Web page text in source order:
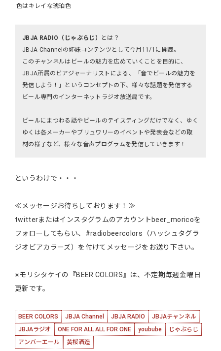
色はキレイな琥珀色
JBJA RADIO（じゃぶらじ）
とは？
JBJA Channelの姉妹コンテンツとして今月11/1に開局。
このチャンネルはビールの魅力を広めていくことを目的に、
JBJA所属のビアジャーナリストによる、「音でビールの魅力を
発信しよう！」というコンセプトの下、様々な話題を発信する
ビール専門のインターネットラジオ放送局です。
ビールにまつわる話やビールのテイスティングだけでなく、ゆく
ゆくは各メーカーやブリュワリーのイベントや発表会などの取
材の様子など、様々な音声プログラムを発信していきます！
というわけで・・・
≪メッセージお待ちしております！≫
twitterまたはインスタグラムのアカウントbeer_moricoを
フォローしてもらい、#radiobeercolors（ハッシュタグラ
ジオビアカラーズ）を付けてメッセージをお送り下さい。
※モリシタケイの『BEER COLORS』は、不定期毎週金曜日
更新です。
BEER COLORS JBJA Channel JBJA RADIO
JBJAチャンネル
JBJAラジオ
ONE FOR ALL ALL FOR ONE youbube
じゃぶらじ
アンバーエール
黄桜酒造